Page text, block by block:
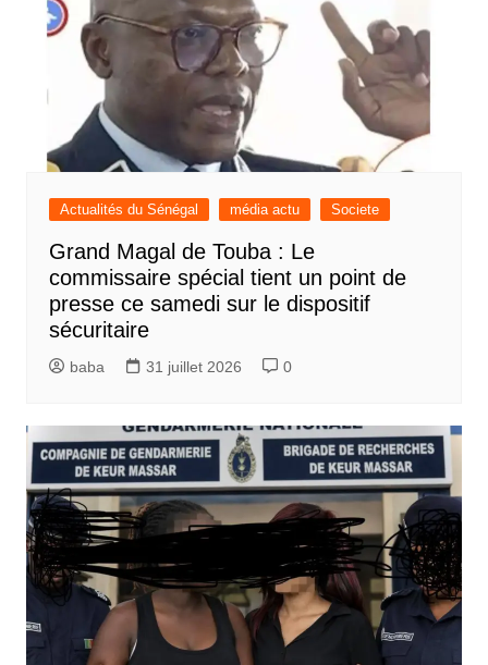
Actualités du Sénégal média actu Societe
Grand Magal de Touba : Le
commissaire spécial tient un point de
presse ce samedi sur le dispositif
sécuritaire
baba 31 juillet 2026 0